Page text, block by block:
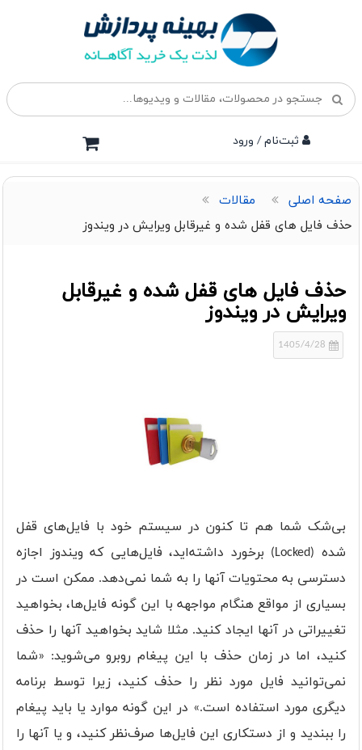
ثبت‌نام / ورود
صفحه اصلی
مقالات
حذف فایل های قفل شده و غیرقابل ویرایش در ویندوز
حذف فایل های قفل شده و غیرقابل
ویرایش در ویندوز
بی‌شک شما هم تا کنون در سیستم خود با فایل‌های قفل
شده (Locked) برخورد داشته‌اید، فایل‌هایی که ویندوز اجازه
دسترسی به محتویات آنها را به شما نمی‌دهد. ممکن است در
بسیاری از مواقع هنگام مواجهه با این گونه فایل‌ها، بخواهید
تغییراتی در آنها ایجاد کنید. مثلا شاید بخواهید آنها را حذف
کنید، اما در زمان حذف با این پیغام روبرو می‌شوید: «شما
نمی‌توانید فایل مورد نظر را حذف کنید، زیرا توسط برنامه
دیگری مورد استفاده است.» در این گونه موارد یا باید پیغام
را ببندید و از دستکاری این فایل‌ها صرف‌نظر کنید، و یا آنها را